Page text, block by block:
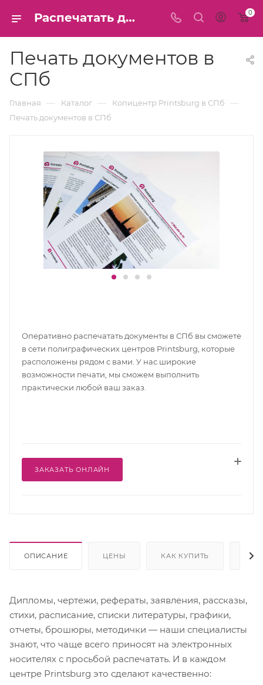
Распечатать документы в СПб: Цветная и черно-белая печать 0
Печать документов в
СПб
Главная — Каталог — Копицентр Printsburg в СПб —
Печать документов в СПб
Оперативно распечатать документы в СПб вы сможете
в сети полиграфических центров Printsburg, которые
расположены рядом с вами. У нас широкие
возможности печати, мы сможем выполнить
практически любой ваш заказ.
ЗАКАЗАТЬ ОНЛАЙН
ОПИСАНИЕ ЦЕНЫ КАК КУПИТЬ
Дипломы, чертежи, рефераты, заявления, рассказы,
стихи, расписание, списки литературы, графики,
отчеты, брошюры, методички — наши специалисты
знают, что чаще всего приносят на электронных
носителях с просьбой распечатать. И в каждом
центре Printsburg это сделают качественно: